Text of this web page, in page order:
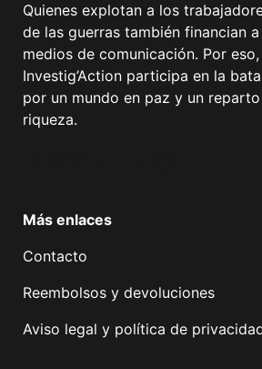
Quienes explotan a los
de las guerras también financian
medios de comunicación. Por
Investig’Action participa en la
por un mundo en paz y un
riqueza.
Más enlaces
Contacto
Reembolsos y devoluciones
Aviso legal y política de